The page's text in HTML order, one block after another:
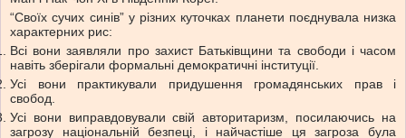
“Своїх сучих синів” у різних куточках планети поєднувала низка
характерних рис:
Всі вони заявляли про захист Батьківщини та свободи і часом
навіть зберігали формальні демократичні інституції.
Усі вони практикували придушення громадянських прав і
свобод.
Усі вони виправдовували свій авторитаризм, посилаючись на
загрозу національній безпеці, і найчастіше ця загроза була